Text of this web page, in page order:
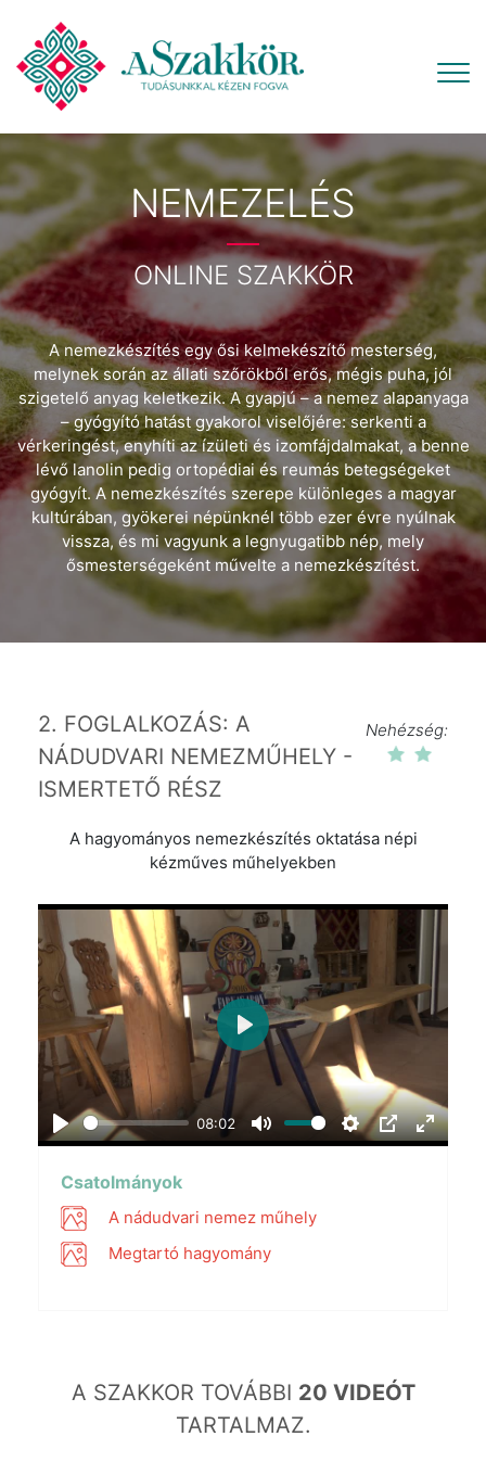
NEMEZELÉS
ONLINE SZAKKÖR
A nemezkészítés egy ősi kelmekészítő mesterség,
melynek során az állati szőrökből erős, mégis puha, jól
szigetelő anyag keletkezik. A gyapjú – a nemez alapanyaga
– gyógyító hatást gyakorol viselőjére: serkenti a
vérkeringést, enyhíti az ízületi és izomfájdalmakat, a benne
lévő lanolin pedig ortopédiai és reumás betegségeket
gyógyít. A nemezkészítés szerepe különleges a magyar
kultúrában, gyökerei népünknél több ezer évre nyúlnak
vissza, és mi vagyunk a legnyugatibb nép, mely
ősmesterségeként művelte a nemezkészítést.
2. FOGLALKOZÁS: A
NÁDUDVARI NEMEZMŰHELY -
ISMERTETŐ RÉSZ
Nehézség:
A hagyományos nemezkészítés oktatása népi
kézműves műhelyekben
Play
08:02
Mute Settings
PIP Enter
Play
Csatolmányok
A nádudvari nemez műhely
Megtartó hagyomány
A SZAKKOR TOVÁBBI 20 VIDEÓT
TARTALMAZ.